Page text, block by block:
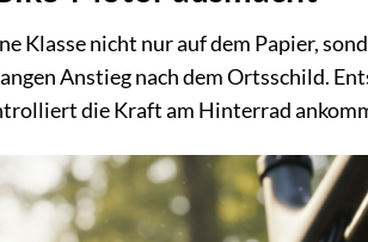
Klasse nicht nur auf dem Papier,
Anstieg nach dem Ortsschild.
die Kraft am Hinterrad